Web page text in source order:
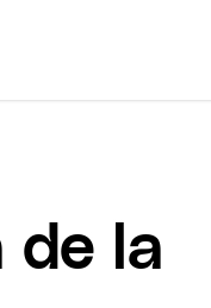
de la